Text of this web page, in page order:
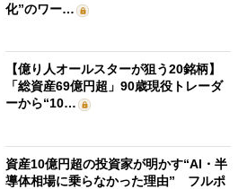
化”のワー…
【億り人オールスターが狙う20銘柄】
「総資産69億円超」90歳現役トレーダ
ーから“10…
資産10億円超の投資家が明かす“AI・半
導体相場に乗らなかった理由” フルポ